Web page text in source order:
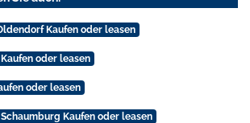
Kaufen oder leasen
oder leasen
oder leasen
Kaufen oder leasen